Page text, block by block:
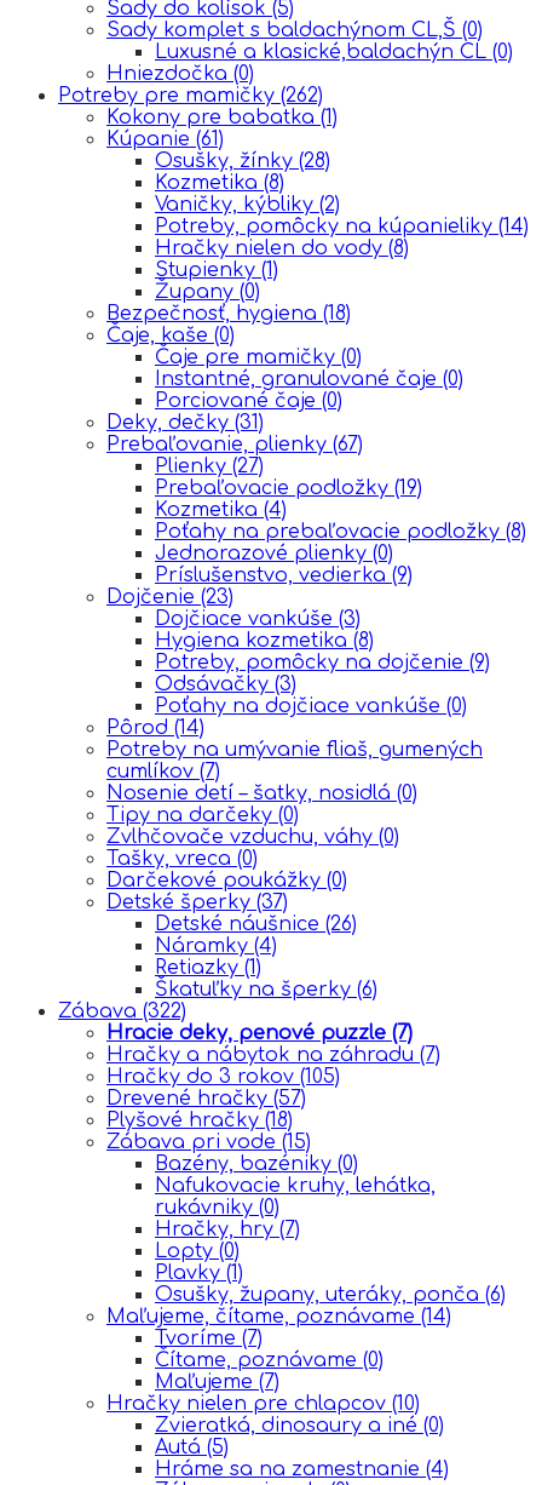
Sady do kolísok (5)
Sady komplet s baldachýnom CL,Š (0)
Luxusné a klasické,baldachýn CL (0)
Hniezdočka (0)
Potreby pre mamičky (262)
Kokony pre babatka (1)
Kúpanie (61)
Osušky, žínky (28)
Kozmetika (8)
Vaničky, kýbliky (2)
Potreby, pomôcky na kúpanieliky (14)
Hračky nielen do vody (8)
Stupienky (1)
Župany (0)
Bezpečnosť, hygiena (18)
Čaje, kaše (0)
Čaje pre mamičky (0)
Instantné, granulované čaje (0)
Porciované čaje (0)
Deky, dečky (31)
Prebaľovanie, plienky (67)
Plienky (27)
Prebaľovacie podložky (19)
Kozmetika (4)
Poťahy na prebaľovacie podložky (8)
Jednorazové plienky (0)
Príslušenstvo, vedierka (9)
Dojčenie (23)
Dojčiace vankúše (3)
Hygiena kozmetika (8)
Potreby, pomôcky na dojčenie (9)
Odsávačky (3)
Poťahy na dojčiace vankúše (0)
Pôrod (14)
Potreby na umývanie fliaš, gumených
cumlíkov (7)
Nosenie detí – šatky, nosidlá (0)
Tipy na darčeky (0)
Zvlhčovače vzduchu, váhy (0)
Tašky, vreca (0)
Darčekové poukážky (0)
Detské šperky (37)
Detské náušnice (26)
Náramky (4)
Retiazky (1)
Škatuľky na šperky (6)
Zábava (322)
Hracie deky, penové puzzle (7)
Hračky a nábytok na záhradu (7)
Hračky do 3 rokov (105)
Drevené hračky (57)
Plyšové hračky (18)
Zábava pri vode (15)
Bazény, bazéniky (0)
Nafukovacie kruhy, lehátka,
rukávniky (0)
Hračky, hry (7)
Lopty (0)
Plavky (1)
Osušky, župany, uteráky, ponča (6)
Maľujeme, čítame, poznávame (14)
Tvoríme (7)
Čítame, poznávame (0)
Maľujeme (7)
Hračky nielen pre chlapcov (10)
Zvieratká, dinosaury a iné (0)
Autá (5)
Hráme sa na zamestnanie (4)